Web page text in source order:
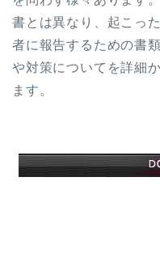
書とは異なり、起こっ
者に報告するための書
や対策についてを詳細
ます。